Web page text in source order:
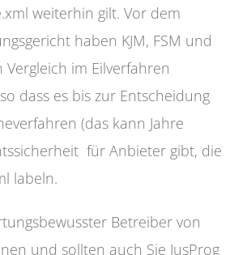
weiterhin gilt. Vor dem
haben KJM, FSM und
Vergleich im Eilverfahren
dass es bis zur Entscheidung
(das kann Jahre
für Anbieter gibt, die
labeln.
Betreiber von
und sollten auch Sie JusProg